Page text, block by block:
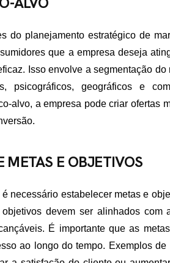
do planejamento estratégico de
que a empresa deseja
Isso envolve a segmentação
psicográficos, geográficos e
alvo, a empresa pode criar ofertas
METAS E OBJETIVOS
necessário estabelecer metas e
devem ser alinhados
É importante que as
ao longo do tempo. Exemplos